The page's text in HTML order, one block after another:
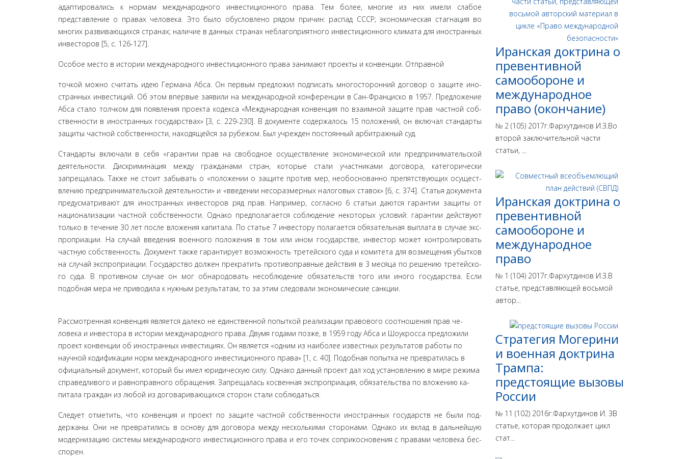
адаптировались к нормам международного инвестиционного права. Тем более, многие из них имели слабое
представление о правах человека. Это было обусловлено рядом причин: распад СССР; экономиче­ская стагнация во
многих развивающихся странах; наличие в данных странах неблагоприятного инвестиционного климата для иностранных
инвесторов [5, c. 126-127].
Особое место в истории международного инвестици­онного права занимают проекты и конвенции. Отправной
точкой можно считать идею Германа Абса. Он первым пред­ложил подписать многосторонний договор о защите ино­
странных инвестиций. Об этом впервые заявили на междуна­родной конференции в Сан-Франциско в 1957. Предложение
Абса стало толчком для появления проекта кодекса «Между­народная конвенция по взаимной защите прав частной соб­
ственности в иностранных государствах» [3, c. 229-230]. В до­кументе содержалось 15 положений, он включал стандарты
защиты частной собственности, находящейся за рубежом. Был учрежден постоянный арбитражный суд.
Стандарты включали в себя «гарантии прав на свобод­ное осуществление экономической или предприниматель­ской
деятельности. Дискриминация между гражданами стран, которые стали участниками договора, категорически
запрещалась. Также не стоит забывать о «положении о за­щите против мер, необоснованно препятствующих осущест­
влению предпринимательской деятельности» и «введении несоразмерных налоговых ставок» [6, c. 374]. Статья докумен­та
предусматривают для иностранных инвесторов ряд прав. Например, согласно 6 статьи даются гарантии защиты от
национализации частной собственности. Однако предпола­гается соблюдение некоторых условий: гарантии действуют
только в течение 30 лет после вложения капитала. По статье 7 инвестору полагается обязательная выплата в случае экс­
проприации. На случай введения военного положения в том или ином государстве, инвестор может контролировать
част­ную собственность. Документ также гарантирует возмож­ность третейского суда и комитета для возмещения убытков
на случай экспроприации. Государство должен прекратить противоправные действия в 3 месяца по решению третейско­
го суда. В противном случае он мог обнародовать несоблюде­ние обязательств того или иного государства. Если
подобная мера не приводила к нужным результатам, то за этим следо­вали экономические санкции.
Рассмотренная конвенция является далеко не единствен­ной попыткой реализации правового соотношения прав че­
ловека и инвестора в истории международного права. Двумя годами позже, в 1959 году Абса и Шоукросса предложили
проект конвенции об иностранных инвестициях. Он является «одним из наиболее известных результатов работы по
науч­ной кодификации норм международного инвестиционного права» [1, c. 40]. Подобная попытка не превратилась в
офи­циальный документ, который бы имел юридическую силу. Однако данный проект дал ход установлению в мире режима
справедливого и равноправного обращения. Запрещалась косвенная экспроприация, обязательства по вложению ка­
питала граждан из любой из договаривающихся сторон ста­ли соблюдаться.
Следует отметить, что конвенция и проект по защите частной собственности иностранных государств не были под­
держаны. Они не превратились в основу для договора между несколькими сторонами. Однако их вклад в дальнейшую
модернизацию системы международного инвестиционного права и его точек соприкосновения с правами человека бес­
спорен.
Иранская доктрина о
превентивной
самообороне и
международное
право (окончание)
№ 2 (105) 2017г.Фархутдинов И.З.Во
второй заключительной части
статьи, ...
Иранская доктрина о
превентивной
самообороне и
международное
право
№ 1 (104) 2017г.Фархутдинов И.З.В
статье, представляющей восьмой
автор...
Стратегия Могерини
и военная доктрина
Трампа:
предстоящие вызовы
России
№ 11 (102) 2016г.Фархутдинов И. ЗВ
статье, которая продолжает цикл
стат...